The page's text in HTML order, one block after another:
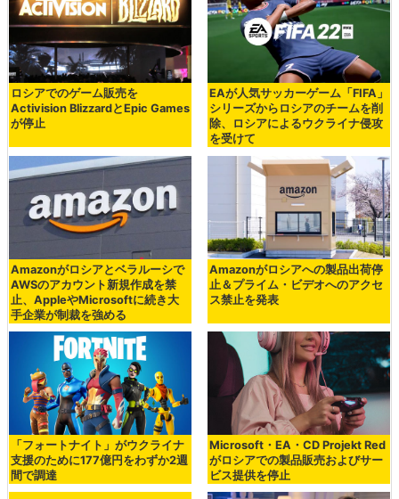
ロシアでのゲーム販売を
Activision BlizzardとEpic Games
が停止
EAが人気サッカーゲーム「FIFA」
シリーズからロシアのチームを削
除、ロシアによるウクライナ侵攻
を受けて
Amazonがロシアとベラルーシで
AWSのアカウント新規作成を禁
止、AppleやMicrosoftに続き大
手企業が制裁を強める
Amazonがロシアへの製品出荷停
止＆プライム・ビデオへのアクセ
ス禁止を発表
「フォートナイト」がウクライナ
支援のために177億円をわずか2週
間で調達
Microsoft・EA・CD Projekt Red
がロシアでの製品販売およびサー
ビス提供を停止